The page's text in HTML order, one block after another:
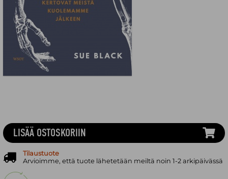
LISÄÄ OSTOSKORIIN
Tilaustuote
Arvioimme, että tuote lähetetään meiltä noin 1-2 arkipäivässä